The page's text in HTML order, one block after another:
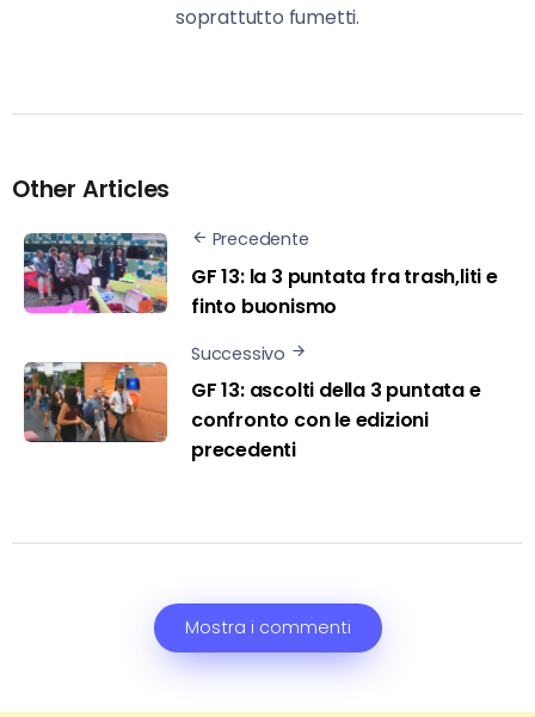
soprattutto fumetti.
Other Articles
Precedente
GF 13: la 3 puntata fra trash,liti e
finto buonismo
Successivo
GF 13: ascolti della 3 puntata e
confronto con le edizioni
precedenti
Mostra i commenti